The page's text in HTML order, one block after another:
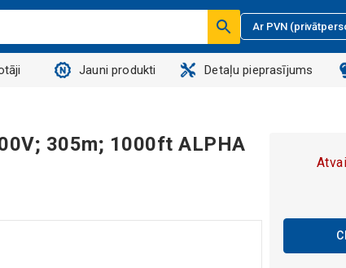
Ar PVN
Jauni produkti Detaļu pieprasījums
305m; 1000ft ALPHA